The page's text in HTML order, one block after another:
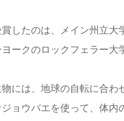
賞したのは、メイン州立大
ヨークのロックフェラー大
物には、地球の自転に合わ
ジョウバエを使って、体